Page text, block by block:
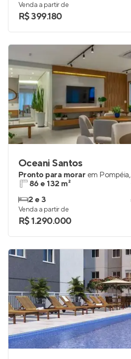
Venda a partir de
R$ 399.180
Oceani Santos
Pronto para morar em Pompéia,
86 e 132 m²
2 e 3
Venda a partir de
R$ 1.290.000